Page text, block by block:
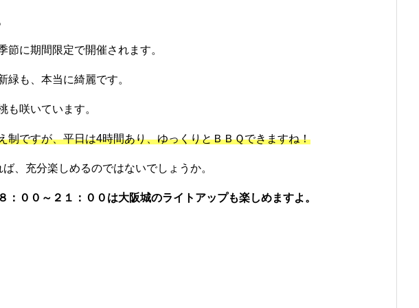
節に期間限定で開催されます。
緑も、本当に綺麗です。
も咲いています。
制ですが、平日は4時間あり、ゆっくりとＢＢＱできますね！
、充分楽しめるのではないでしょうか。
：００～２１：００は大阪城のライトアップも楽しめますよ。